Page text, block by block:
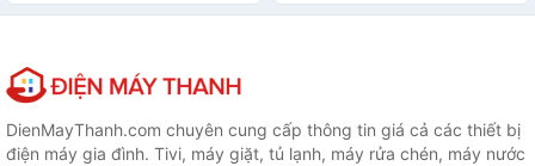
DienMayThanh.com chuyên cung cấp thông tin giá cả các thiết bị
điện máy gia đình. Tivi, máy giặt, tủ lạnh, máy rửa chén, máy nước